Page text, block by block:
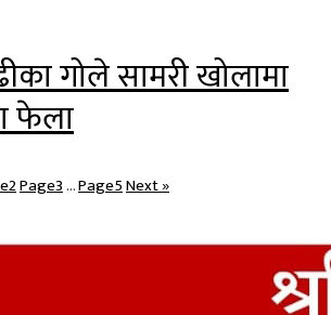
गोले सामरी खोलामा
फेला
2Page3…Page5Next »